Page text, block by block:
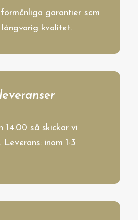
garantier som
långvarig kvalitet.
14.00 så skickar vi
Leverans: inom 1-3